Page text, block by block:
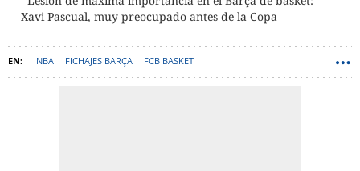
Xavi Pascual, muy preocupado antes de la Copa
NBA FICHAJES BARÇA FCB BASKET